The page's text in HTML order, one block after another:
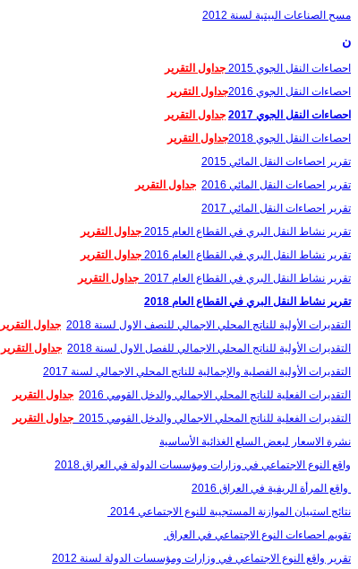
مسح الصناعات البيتية لسنة 2012
ن
احصاءات النقل الجوي 2015
جداول التقرير
احصاءات النقل الجوي 2016
جداول التقرير
احصاءات النقل الجوي 2017
جداول التقرير
احصاءات النقل الجوي 2018
جداول التقرير
تقرير احصاءات النقل المائي 2015
تقرير احصاءات النقل المائي 2016
جداول التقرير
تقرير احصاءات النقل المائي 2017
تقرير نشاط النقل البري في القطاع العام 2015
جداول التقرير
تقرير نشاط النقل البري في القطاع العام 2016
جداول التقرير
تقرير نشاط النقل البري في القطاع العام 2017
جداول التقرير
تقرير نشاط النقل البري في القطاع العام 2018
التقديرات الأولية للناتج المحلي الاجمالي للنصف الاول لسنة 2018
جداول التقرير
التقديرات الأولية للناتج المحلي الاجمالي للفصل الاول لسنة 2018
جداول التقرير
التقديرات الأولية الفصلية والإجمالية للناتج المحلي الاجمالي لسنة 2017
التقديرات الفعلية للناتج المحلي الاجمالي والدخل القومي 2016
جداول التقرير
التقديرات الفعلية للناتج المحلي الاجمالي والدخل القومي 2015
جداول التقرير
نشرة الاسعار لبعض السلع الغذائیة الأساسیة
واقع النوع الاجتماعي في وزارات ومؤسسات الدولة في العراق 2018
واقع المرأة الريفية في العراق 2016
نتائج استبيان الموازنة المستجيبة للنوع الاجتماعي 2014
تقويم احصاءات النوع الاجتماعي في العراق
تقرير واقع النوع الاجتماعي في وزارات ومؤسسات الدولة لسنة 2012